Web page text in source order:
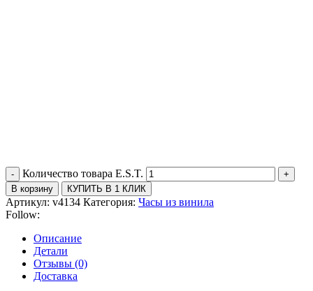
Количество товара E.S.T.
В корзину КУПИТЬ В 1 КЛИК
Артикул: v4134 Категория: Часы из винила
Follow:
Описание
Детали
Отзывы (0)
Доставка